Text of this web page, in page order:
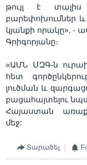
թույլ է տալիս
բարեփոխումներ
կյանքի որակը», -
Գրիգորյանը։
«ԱՄՆ ՄԶԳ-ն
հետ
լուծման և
բացահայտելու
Հայաստան
մեջ:
Տարածել